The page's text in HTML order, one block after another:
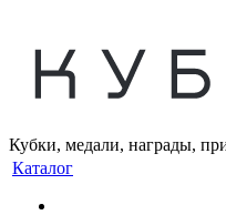
Кубки, медали, награды,
Каталог